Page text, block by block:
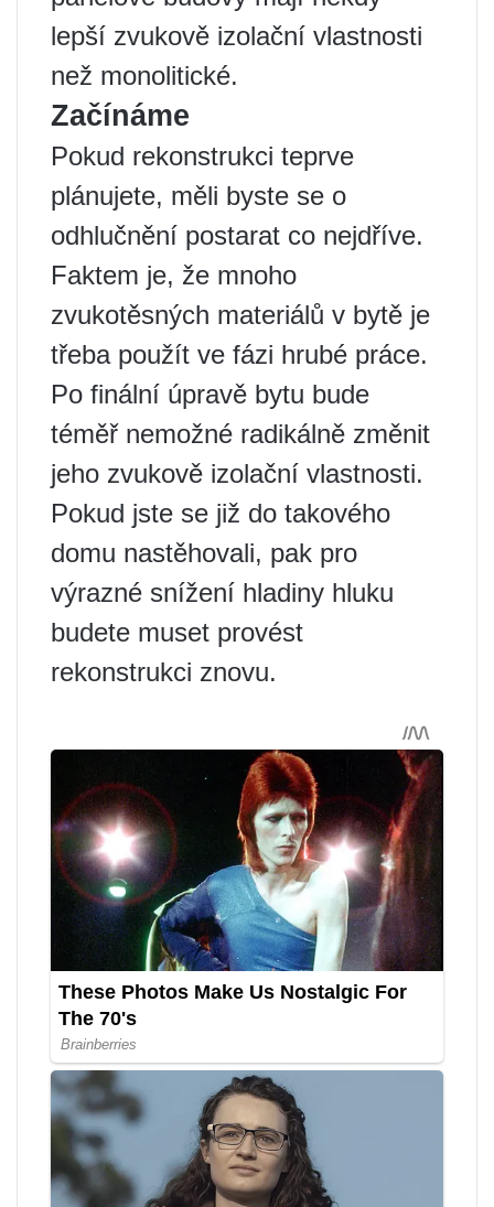
lepší zvukově izolační vlastnosti
než monolitické.
Začínáme
Pokud rekonstrukci teprve
plánujete, měli byste se o
odhlučnění postarat co nejdříve.
Faktem je, že mnoho
zvukotěsných materiálů v bytě je
třeba použít ve fázi hrubé práce.
Po finální úpravě bytu bude
téměř nemožné radikálně změnit
jeho zvukově izolační vlastnosti.
Pokud jste se již do takového
domu nastěhovali, pak pro
výrazné snížení hladiny hluku
budete muset provést
rekonstrukci znovu.